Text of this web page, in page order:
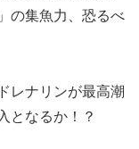
の集魚力、恐るべ
レナリンが最高潮
となるか！？